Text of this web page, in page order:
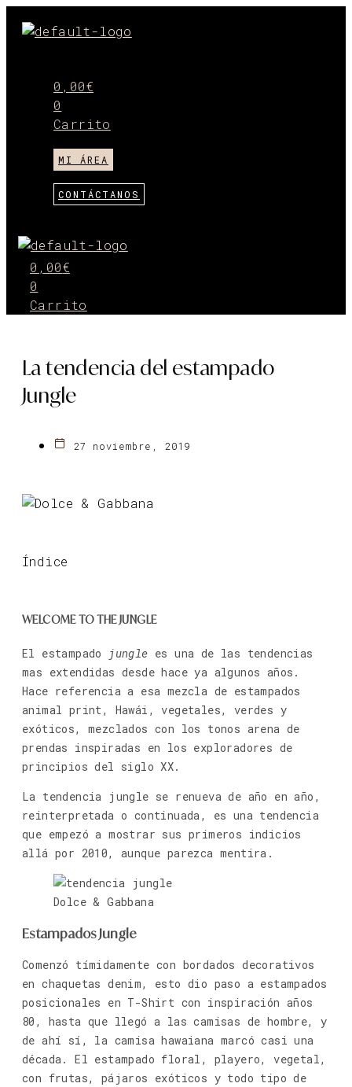
0,00€
0
Carrito
MI ÁREA
CONTÁCTANOS
0,00€
0
Carrito
La tendencia del estampado
Jungle
27 noviembre, 2019
Índice
WELCOME TO THE JUNGLE
El estampado jungle es una de las tendencias
mas extendidas desde hace ya algunos años.
Hace referencia a esa mezcla de estampados
animal print, Hawái, vegetales, verdes y
exóticos, mezclados con los tonos arena de
prendas inspiradas en los exploradores de
principios del siglo XX.
La tendencia jungle se renueva de año en año,
reinterpretada o continuada, es una tendencia
que empezó a mostrar sus primeros indicios
allá por 2010, aunque parezca mentira.
Dolce & Gabbana
EstampadosJungle
Comenzó tímidamente con bordados decorativos
en chaquetas denim, esto dio paso a estampados
posicionales en T-Shirt con inspiración años
80, hasta que llegó a las camisas de hombre, y
de ahí sí, la camisa hawaiana marcó casi una
década. El estampado floral, playero, vegetal,
con frutas, pájaros exóticos y todo tipo de